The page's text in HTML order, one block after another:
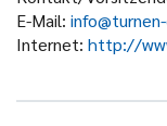
E-Mail:
Internet: http://